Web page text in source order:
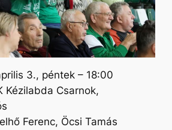
3., péntek – 18:00
Kézilabda Csarnok,
Ferenc, Öcsi Tamás